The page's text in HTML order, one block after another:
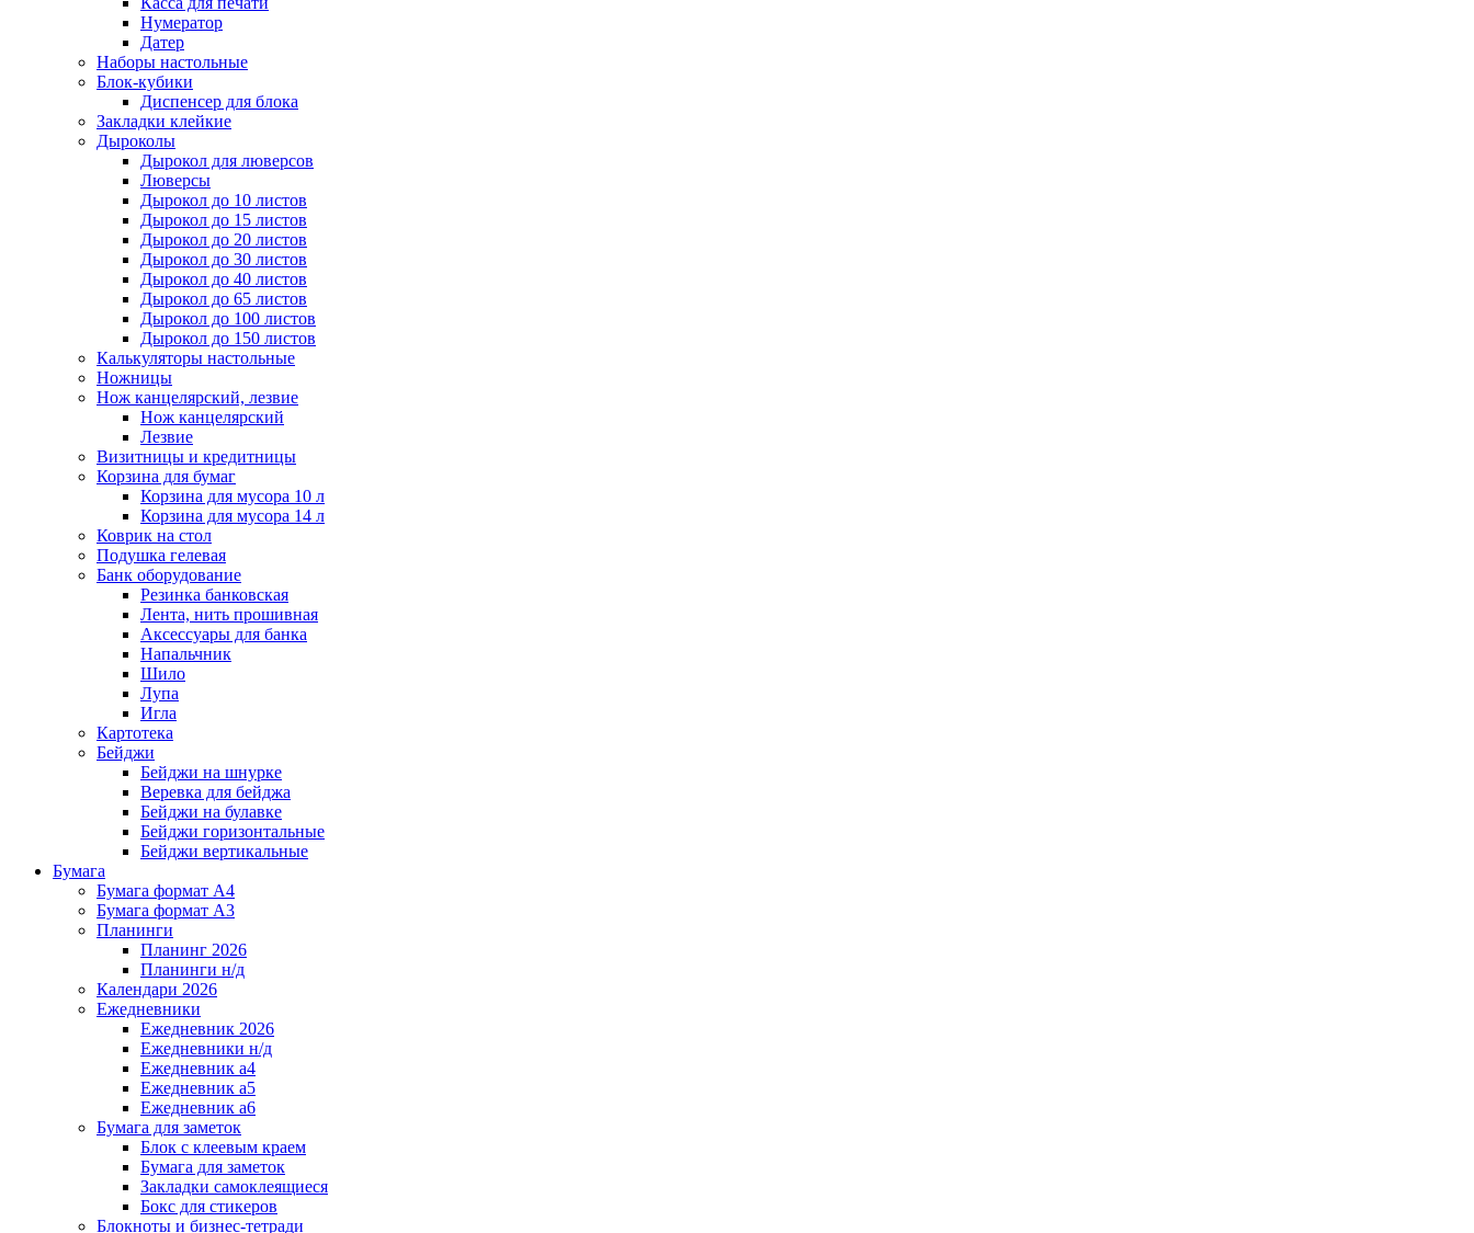
Нумератор
Датер
Наборы настольные
Блок-кубики
Диспенсер для блока
Закладки клейкие
Дыроколы
Дырокол для люверсов
Люверсы
Дырокол до 10 листов
Дырокол до 15 листов
Дырокол до 20 листов
Дырокол до 30 листов
Дырокол до 40 листов
Дырокол до 65 листов
Дырокол до 100 листов
Дырокол до 150 листов
Калькуляторы настольные
Ножницы
Нож канцелярский, лезвие
Нож канцелярский
Лезвие
Визитницы и кредитницы
Корзина для бумаг
Корзина для мусора 10 л
Корзина для мусора 14 л
Коврик на стол
Подушка гелевая
Банк оборудование
Резинка банковская
Лента, нить прошивная
Аксессуары для банка
Напальчник
Шило
Лупа
Игла
Картотека
Бейджи
Бейджи на шнурке
Веревка для бейджа
Бейджи на булавке
Бейджи горизонтальные
Бейджи вертикальные
Бумага
Бумага формат А4
Бумага формат А3
Планинги
Планинг 2026
Планинги н/д
Календари 2026
Ежедневники
Ежедневник 2026
Ежедневники н/д
Ежедневник а4
Ежедневник а5
Ежедневник а6
Бумага для заметок
Блок с клеевым краем
Бумага для заметок
Закладки самоклеящиеся
Бокс для стикеров
Блокноты и бизнес-тетради